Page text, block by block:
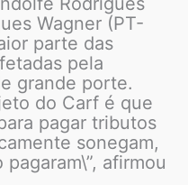
Wagner (PT-
parte das
pela
grande porte.
do Carf é que
pagar tributos
sonegam,
afirmou